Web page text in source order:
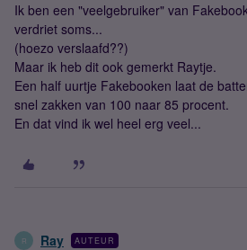
Ik ben een "veelgebruiker" van
verdriet soms...
(hoezo verslaafd??)
Maar ik heb dit ook gemerkt Raytje.
Een half uurtje Fakebooken laat de
snel zakken van 100 naar 85 procent.
En dat vind ik wel heel erg veel...
R Ray AUTEUR